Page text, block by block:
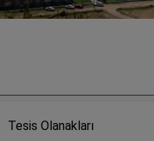
Tesis Olanakları